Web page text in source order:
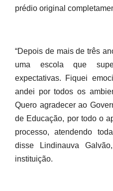
prédio original
“Depois de mais de três
uma escola que
expectativas. Fiquei
andei por todos os
Quero agradecer ao
de Educação, por todo o
processo, atendendo
disse Lindinauva
instituição.